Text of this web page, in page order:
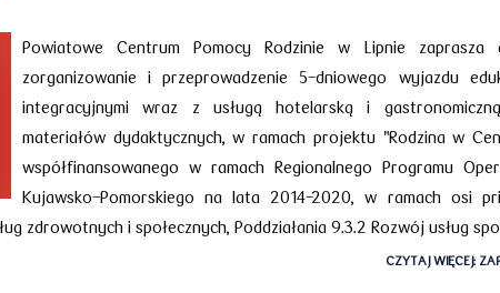
Powiatowe Centrum Pomocy Rodzinie w Lipnie
zorganizowanie i przeprowadzenie 5-dniowego wyjazdu
integracyjnymi wraz z usługą hotelarską i
materiałów dydaktycznych, w ramach projektu "Rodzina w
współfinansowanego w ramach Regionalnego Programu
Kujawsko-Pomorskiego na lata 2014-2020, w ramach osi
zdrowotnych i społecznych, Poddziałania 9.3.2 Rozwój usług
CZYTAJ WIĘCEJ: